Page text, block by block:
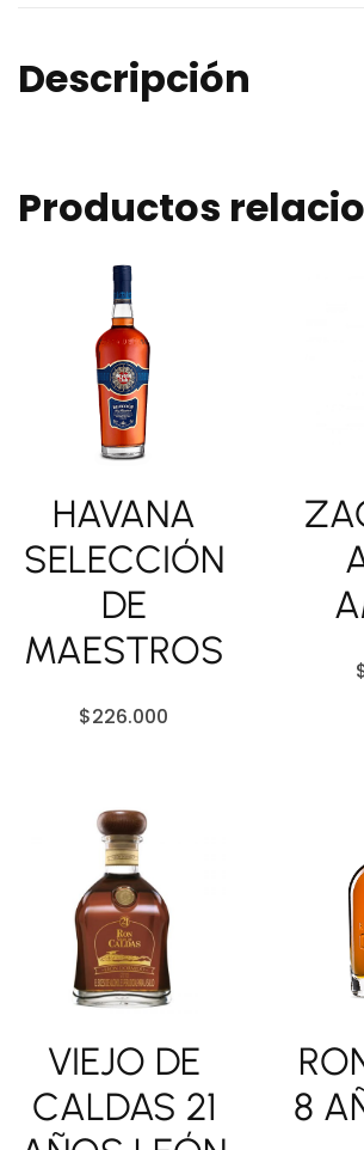
Descripción
Productos
HAVANA
SELECCIÓN
DE
MAESTROS
$226.000
VIEJO DE
CALDAS 21
8